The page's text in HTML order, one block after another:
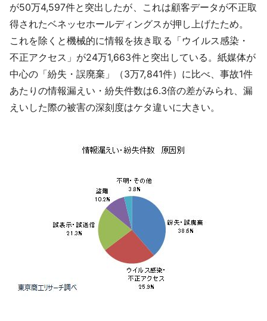
が50万4,597件と突出したが、これは顧客データが不正取
得されたベネッセホールディングスが押し上げたため。
これを除くと機械的に情報を抜き取る「ウイルス感染・
不正アクセス」が24万1,663件と突出している。紙媒体が
中心の「紛失・誤廃棄」（3万7,841件）に比べ、事故1件
あたりの情報漏えい・紛失件数は6.3倍の差がみられ、漏
えいした際の被害の深刻度はケタ違いに大きい。